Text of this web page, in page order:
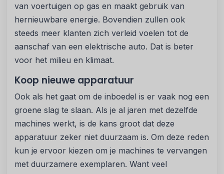
van voertuigen op gas en maakt gebruik van
hernieuwbare energie. Bovendien zullen ook
steeds meer klanten zich verleid voelen tot de
aanschaf van een elektrische auto. Dat is beter
voor het milieu en klimaat.
Koop nieuwe apparatuur
Ook als het gaat om de inboedel is er vaak nog een
groene slag te slaan. Als je al jaren met dezelfde
machines werkt, is de kans groot dat deze
apparatuur zeker niet duurzaam is. Om deze reden
kun je ervoor kiezen om je machines te vervangen
met duurzamere exemplaren. Want veel